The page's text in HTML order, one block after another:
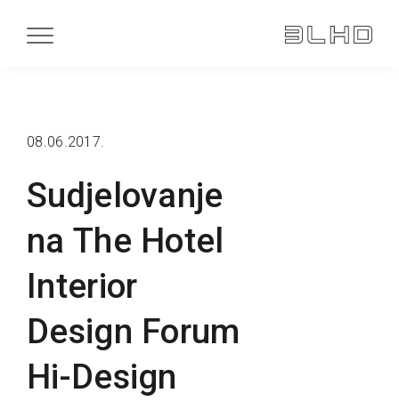
Sudjelovanje
na The Hotel
Interior
Design Forum
Hi-Design
08.06.2017.